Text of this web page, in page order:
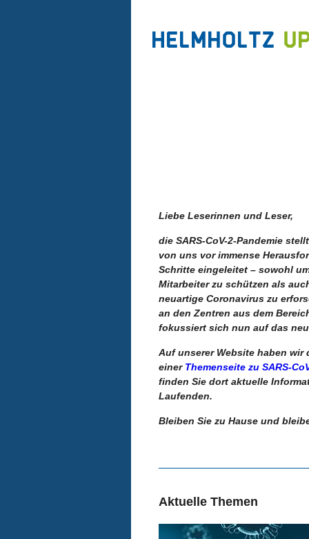
Liebe Leserinnen und Leser,
die SARS-CoV-2-Pandemie
von uns vor immense
Schritte eingeleitet – sowohl
Mitarbeiter zu schützen als
neuartige Coronavirus zu
an den Zentren aus dem
fokussiert sich nun auf das
Auf unserer Website haben
einer Themenseite zu SARS-
finden Sie dort aktuelle
Laufenden.
Bleiben Sie zu Hause und
Aktuelle Themen